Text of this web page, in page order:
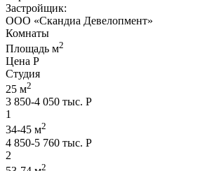
Застройщик:
ООО «Скандиа Девелопмент»
Комнаты
Площадь м2
Цена Р
Студия
25 м2
3 850-4 050 тыс. Р
1
34-45 м2
4 850-5 760 тыс. Р
2
2